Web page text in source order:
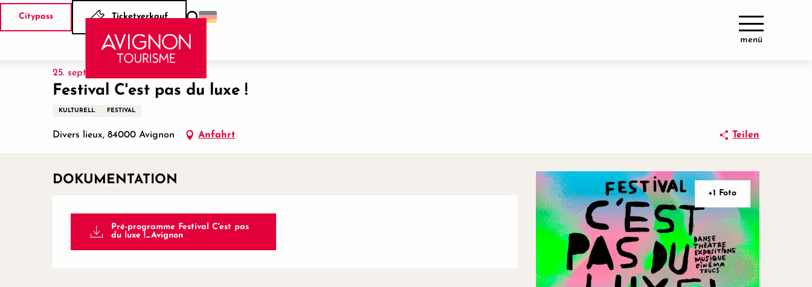
Aller
Citypass Ticketverkauf
Suche
menü
Startseite Festival C'est pas du luxe !
25. september > 27. september
Festival C'est pas du luxe !
KULTURELL FESTIVAL
Divers lieux, 84000 Avignon Anfahrt Teilen
+1 Foto
DOKUMENTATION
Pré-programme Festival C'est pas
du luxe !_Avignon